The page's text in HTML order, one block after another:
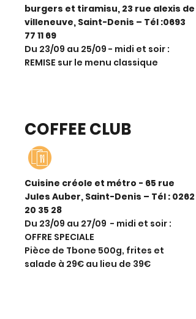
burgers et tiramisu, 23 rue alexis de
villeneuve, Saint-Denis – Tél :0693
77 11 69
Du 23/09 au 25/09 - midi et soir :
REMISE sur le menu classique
COFFEE CLUB
Cuisine créole et métro - 65 rue
Jules Auber, Saint-Denis – Tél : 0262
20 35 28
Du 23/09 au 27/09 - midi et soir :
OFFRE SPECIALE
Pièce de Tbone 500g, frites et
salade à 29€ au lieu de 39€